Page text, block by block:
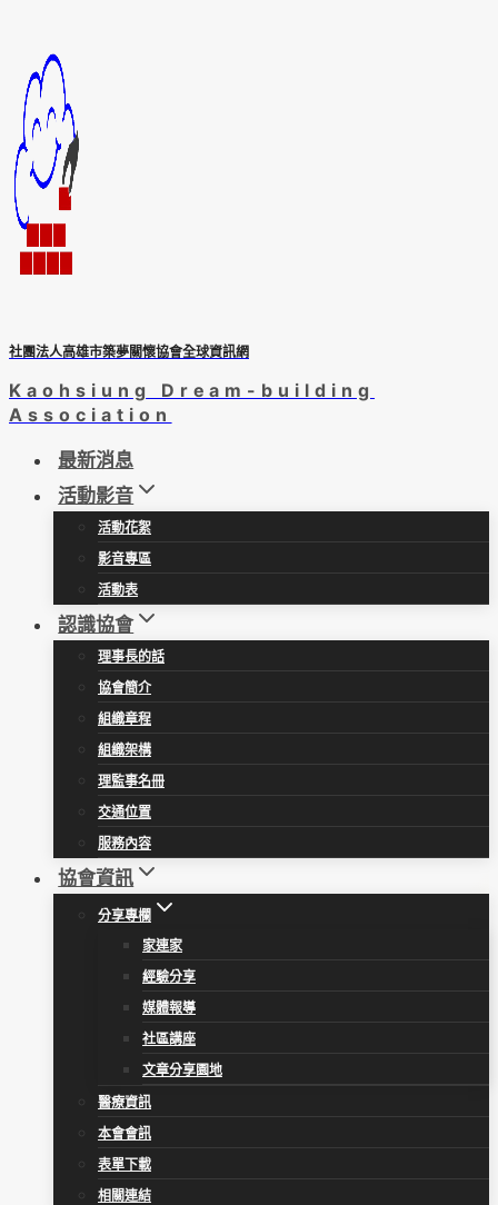
content
社團法人高雄市築夢關懷協會全球資訊網
Kaohsiung Dream-building
Association
最新消息
活動影音
活動花絮
影音專區
活動表
認識協會
理事長的話
協會簡介
組織章程
組織架構
理監事名冊
交通位置
服務內容
協會資訊
分享專欄
家連家
經驗分享
媒體報導
社區講座
文章分享園地
醫療資訊
本會會訊
表單下載
相關連結